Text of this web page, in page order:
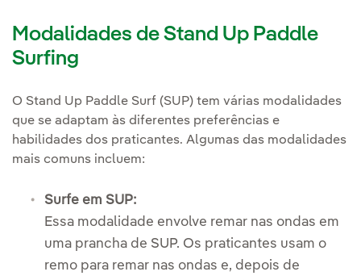
Modalidades de Stand Up Paddle
Surfing
O Stand Up Paddle Surf (SUP) tem várias modalidades
que se adaptam às diferentes preferências e
habilidades dos praticantes. Algumas das modalidades
mais comuns incluem:
Surfe em SUP:
Essa modalidade envolve remar nas ondas em
uma prancha de SUP. Os praticantes usam o
remo para remar nas ondas e, depois de